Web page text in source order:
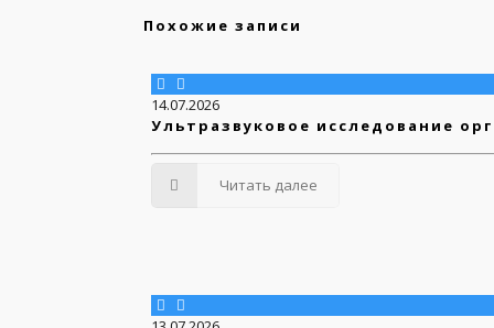
Похожие записи
14.07.2026
Ультразвуковое исследование
Читать далее